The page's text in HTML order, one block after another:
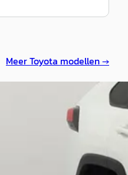
MeerToyota modellen →
Camera/DAB/LED/
·2020
2.5 Hybrid Awd Style